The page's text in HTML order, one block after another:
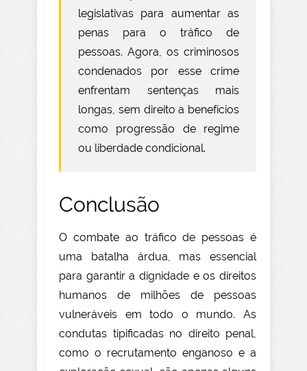
legislativas para aumentar as
penas para o tráfico de
pessoas. Agora, os criminosos
condenados por esse crime
enfrentam sentenças mais
longas, sem direito a benefícios
como progressão de regime
ou liberdade condicional.
Conclusão
O combate ao tráfico de pessoas é
uma batalha árdua, mas essencial
para garantir a dignidade e os direitos
humanos de milhões de pessoas
vulneráveis em todo o mundo. As
condutas tipificadas no direito penal,
como o recrutamento enganoso e a